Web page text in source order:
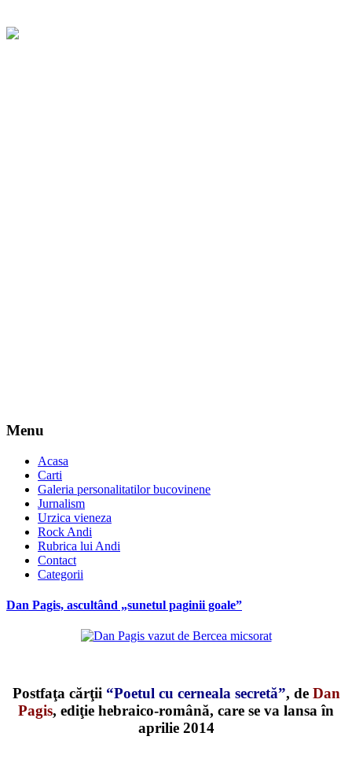
Menu
Acasa
Carti
Galeria personalitatilor bucovinene
Jurnalism
Urzica vieneza
Rock Andi
Rubrica lui Andi
Contact
Categorii
Dan Pagis, ascultând „sunetul paginii goale”
Postfaţa cărţii “Poetul cu cerneala secretă”, de Dan
Pagis, ediţie hebraico-română, care se va lansa în
aprilie 2014